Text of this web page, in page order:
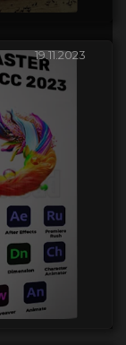
19.11.2023